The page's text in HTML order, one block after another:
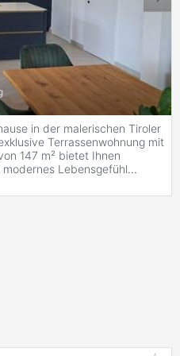
in der malerischen Tiroler
Terrassenwohnung mit
147 m² bietet Ihnen
Lebensgefühl...